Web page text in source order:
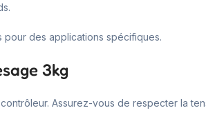
pour des applications spécifiques.
3kg
Assurez-vous de respecter la